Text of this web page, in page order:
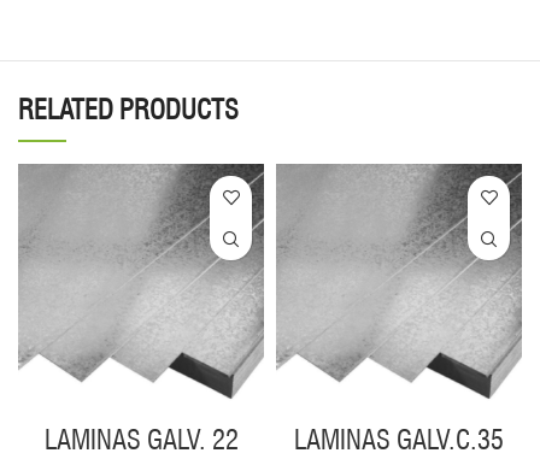
RELATED PRODUCTS
LAMINAS GALV. 22
LAMINAS GALV.C.35